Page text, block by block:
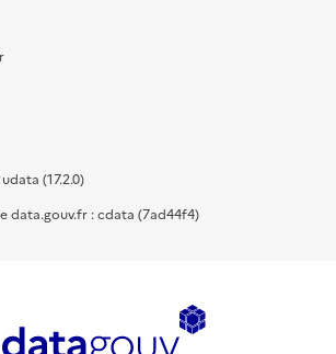
(17.2.0)
data.gouv.fr : cdata (7ad44f4)